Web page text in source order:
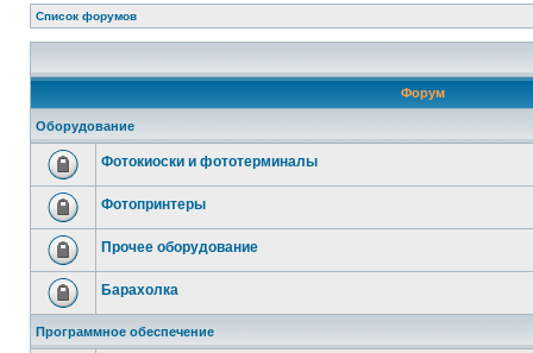
Список форумов
Форум
Оборудование
Фотокиоски и фототерминалы
Фотопринтеры
Прочее оборудование
Барахолка
Программное обеспечение